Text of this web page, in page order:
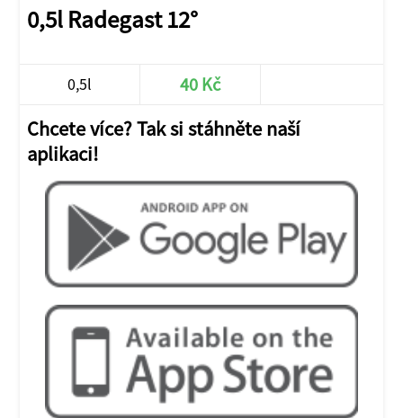
0,5l Radegast 12°
0,5l 40 Kč
Chcete více? Tak si stáhněte naší
aplikaci!